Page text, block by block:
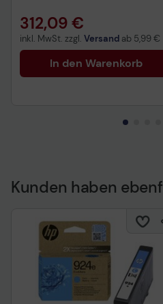
312,09 €
inkl. MwSt. zzgl. Versand ab 5,99 €
In den Warenkorb
Kunden haben